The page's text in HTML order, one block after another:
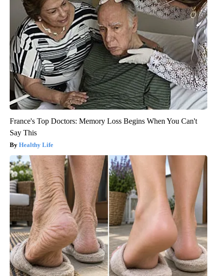
France's Top Doctors: Memory Loss Begins When You Can't
Say This
Healthy Life